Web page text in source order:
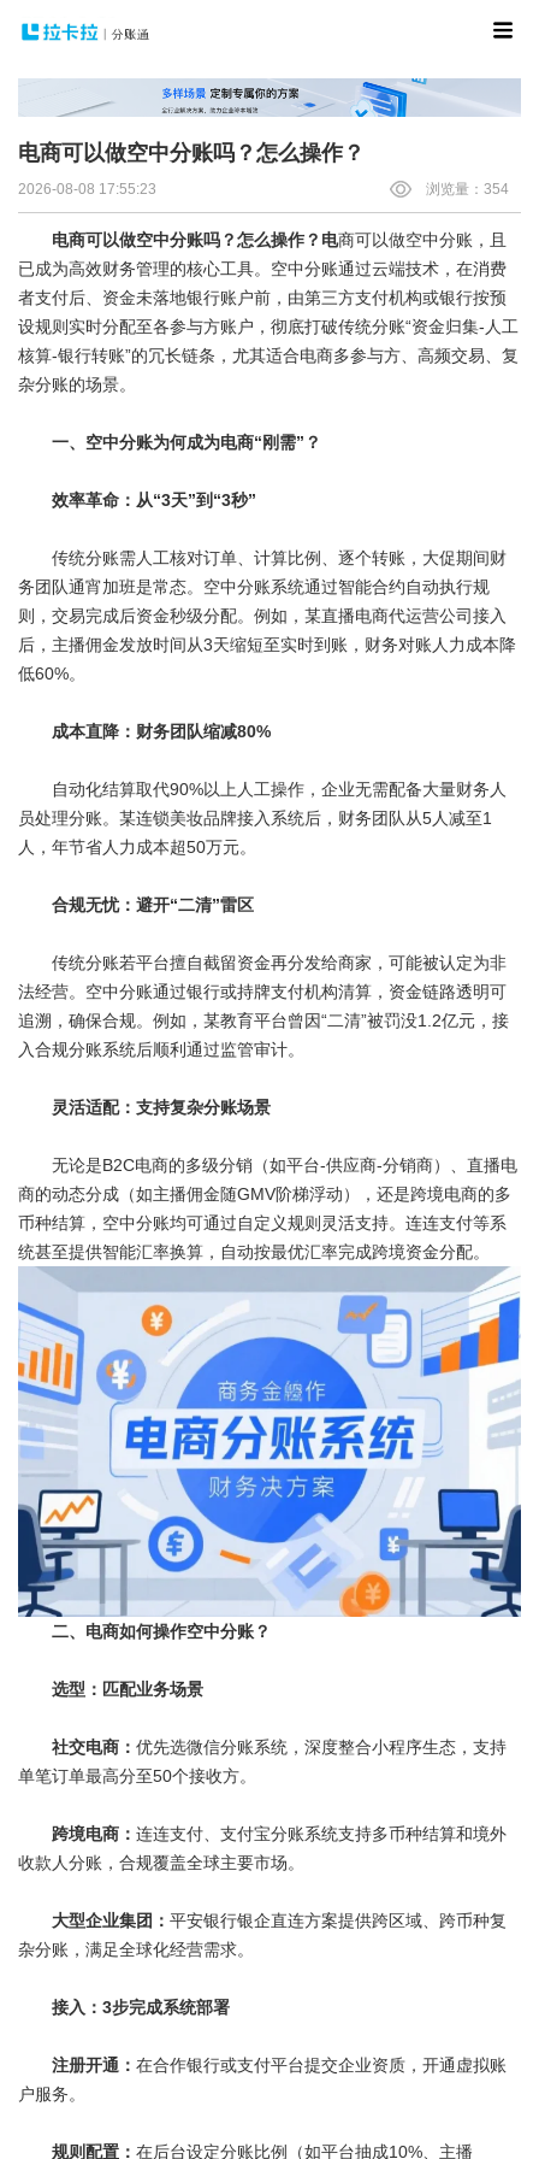
电商可以做空中分账吗？怎么操作？
浏览量：354
2026-08-08 17:55:23
电商可以做空中分账吗？怎么操作？电商可以做空中分账，且
已成为高效财务管理的核心工具。空中分账通过云端技术，在消费
者支付后、资金未落地银行账户前，由第三方支付机构或银行按预
设规则实时分配至各参与方账户，彻底打破传统分账“资金归集-人工
核算-银行转账”的冗长链条，尤其适合电商多参与方、高频交易、复
杂分账的场景。
一、空中分账为何成为电商“刚需”？
效率革命：从“3天”到“3秒”
传统分账需人工核对订单、计算比例、逐个转账，大促期间财
务团队通宵加班是常态。空中分账系统通过智能合约自动执行规
则，交易完成后资金秒级分配。例如，某直播电商代运营公司接入
后，主播佣金发放时间从3天缩短至实时到账，财务对账人力成本降
低60%。
成本直降：财务团队缩减80%
自动化结算取代90%以上人工操作，企业无需配备大量财务人
员处理分账。某连锁美妆品牌接入系统后，财务团队从5人减至1
人，年节省人力成本超50万元。
合规无忧：避开“二清”雷区
传统分账若平台擅自截留资金再分发给商家，可能被认定为非
法经营。空中分账通过银行或持牌支付机构清算，资金链路透明可
追溯，确保合规。例如，某教育平台曾因“二清”被罚没1.2亿元，接
入合规分账系统后顺利通过监管审计。
灵活适配：支持复杂分账场景
无论是B2C电商的多级分销（如平台-供应商-分销商）、直播电
商的动态分成（如主播佣金随GMV阶梯浮动），还是跨境电商的多
币种结算，空中分账均可通过自定义规则灵活支持。连连支付等系
统甚至提供智能汇率换算，自动按最优汇率完成跨境资金分配。
二、电商如何操作空中分账？
选型：匹配业务场景
社交电商： 优先选微信分账系统，深度整合小程序生态，支持
单笔订单最高分至50个接收方。
跨境电商： 连连支付、支付宝分账系统支持多币种结算和境外
收款人分账，合规覆盖全球主要市场。
大型企业集团： 平安银行银企直连方案提供跨区域、跨币种复
杂分账，满足全球化经营需求。
接入：3步完成系统部署
注册开通： 在合作银行或支付平台提交企业资质，开通虚拟账
户服务。
规则配置： 在后台设定分账比例（如平台抽成10%、主播